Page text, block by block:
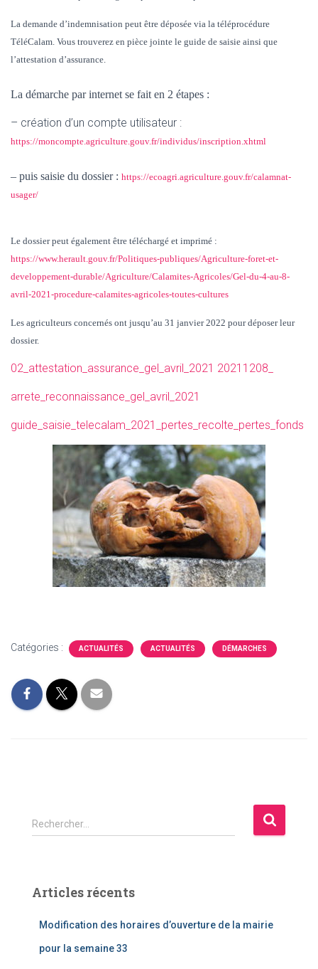
La demande d’indemnisation peut être déposée via la téléprocédure
TéléCalam. Vous trouverez en pièce jointe le guide de saisie ainsi que
l’attestation d’assurance.
La démarche par internet se fait en 2 étapes :
– création d’un compte utilisateur :
https://moncompte.agriculture.gouv.fr/individus/inscription.xhtml
– puis saisie du dossier : https://ecoagri.agriculture.gouv.fr/calamnat-
usager/
Le dossier peut également être téléchargé et imprimé :
https://www.herault.gouv.fr/Politiques-publiques/Agriculture-foret-et-
developpement-durable/Agriculture/Calamites-Agricoles/Gel-du-4-au-8-
avril-2021-procedure-calamites-agricoles-toutes-cultures
Les agriculteurs concernés ont jusqu’au 31 janvier 2022 pour déposer leur
dossier.
02_attestation_assurance_gel_avril_2021 20211208_
arrete_reconnaissance_gel_avril_2021
guide_saisie_telecalam_2021_pertes_recolte_pertes_fonds
Catégories : ACTUALITÉS ACTUALITÉS DÉMARCHES
R
e
r
Rechercher…
Articles récents
Modification des horaires d’ouverture de la mairie
pour la semaine 33